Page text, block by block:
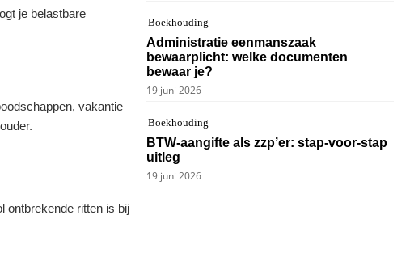
je belastbare
vakantie
ontbrekende ritten is bij
Boekhouding
Administratie eenmanszaak
bewaarplicht: welke documenten
bewaar je?
19 juni 2026
Boekhouding
BTW-aangifte als zzp’er: stap-voor-stap
uitleg
19 juni 2026